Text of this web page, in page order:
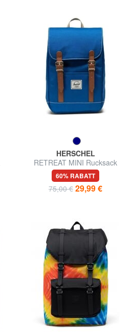
HERSCHEL
RETREAT MINI Rucksack
60% RABATT
75,00 € 29,99 €